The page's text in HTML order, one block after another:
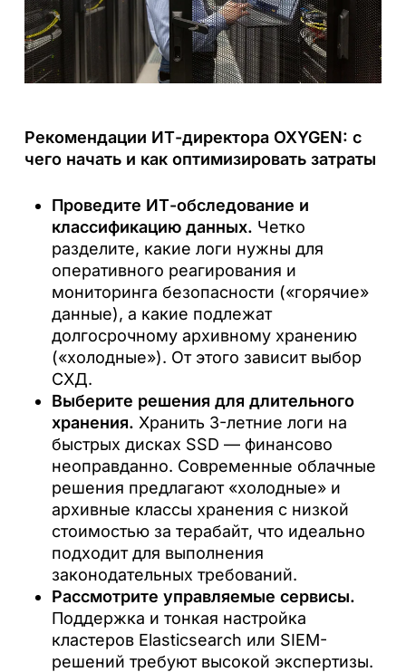
Рекомендации ИТ-директора OXYGEN: с
чего начать и как оптимизировать затраты
Проведите ИТ-обследование и
классификацию данных. Четко
разделите, какие логи нужны для
оперативного реагирования и
мониторинга безопасности («горячие»
данные), а какие подлежат
долгосрочному архивному хранению
(«холодные»). От этого зависит выбор
СХД.
Выберите решения для длительного
хранения. Хранить 3-летние логи на
быстрых дисках SSD — финансово
неоправданно. Современные облачные
решения предлагают «холодные» и
архивные классы хранения с низкой
стоимостью за терабайт, что идеально
подходит для выполнения
законодательных требований.
Рассмотрите управляемые сервисы.
Поддержка и тонкая настройка
кластеров Elasticsearch или SIEM-
решений требуют высокой экспертизы.